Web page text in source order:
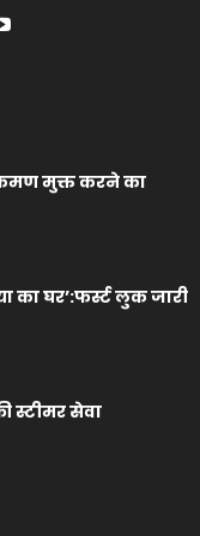
मुक्त करने का
का घर’:फर्स्ट लुक जारी
स्टीमर सेवा